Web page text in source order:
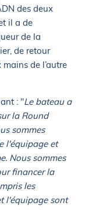
des deux
il a de
de la
de retour
de l’autre
: "Le bateau a
la Round
sommes
l'équipage et
Nous sommes
financer la
les
l'équipage sont